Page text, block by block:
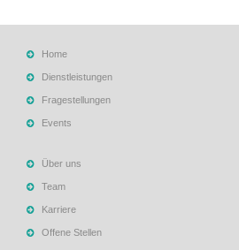
Home
Dienstleistungen
Fragestellungen
Events
Über uns
Team
Karriere
Offene Stellen